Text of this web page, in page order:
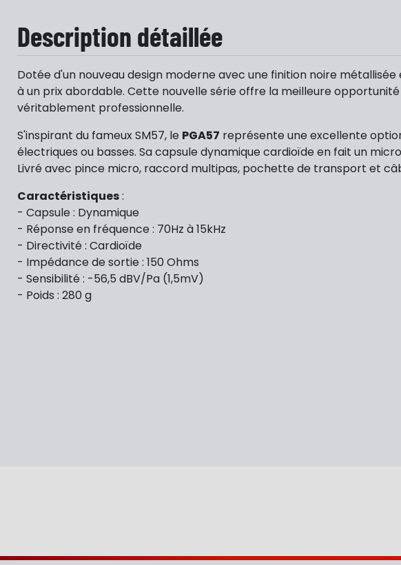
Description détaillée
Dotée d'un nouveau design moderne avec une finition noire
à un prix abordable. Cette nouvelle série offre la meilleure
véritablement professionnelle.
S'inspirant du fameux SM57, le PGA57 représente une excellente
électriques ou basses. Sa capsule dynamique cardioïde en fait un
Livré avec pince micro, raccord multipas, pochette de transport et
Caractéristiques:
- Capsule : Dynamique
- Réponse en fréquence : 70Hz à 15kHz
- Directivité : Cardioïde
- Impédance de sortie : 150 Ohms
- Sensibilité : -56,5 dBV/Pa (1,5mV)
- Poids : 280 g